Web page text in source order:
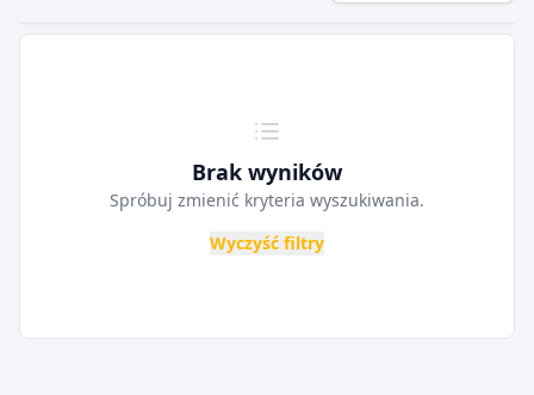
Brak wyników
Spróbuj zmienić kryteria wyszukiwania.
Wyczyść filtry